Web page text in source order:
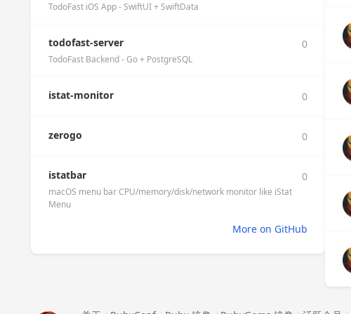
TodoFast iOS App - SwiftUI + SwiftData
todofast-server 0
TodoFast Backend - Go + PostgreSQL
istat-monitor 0
zerogo 0
istatbar 0
macOS menu bar CPU/memory/disk/network monitor like iStat
Menu
More on GitHub